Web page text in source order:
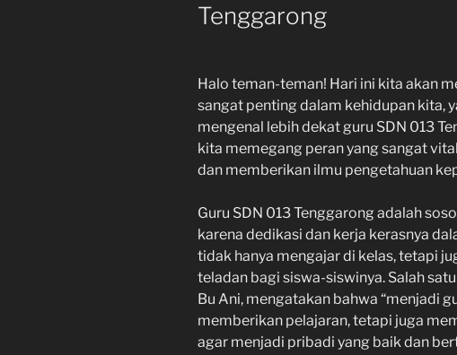
Tenggarong
Halo teman-teman! Hari ini kita akan
sangat penting dalam kehidupan kita,
mengenal lebih dekat guru SDN 013
kita memegang peran yang sangat
dan memberikan ilmu pengetahuan
Guru SDN 013 Tenggarong adalah
karena dedikasi dan kerja kerasnya
tidak hanya mengajar di kelas, tetapi
teladan bagi siswa-siswinya. Salah
Bu Ani, mengatakan bahwa “menjadi
memberikan pelajaran, tetapi juga
agar menjadi pribadi yang baik dan